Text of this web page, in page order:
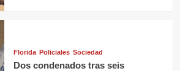
Florida Policiales Sociedad
Dos condenados tras seis